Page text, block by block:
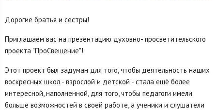
Дорогие братья и сестры!
Приглашаем вас на презентацию духовно- просветительского
проекта "ПроСвещение"!
Этот проект был задуман для того, чтобы деятельность наших
воскресных школ - взрослой и детской - стала ещё более
интересной, наполненной, для того, чтобы педагоги имели
больше возможностей в своей работе, а ученики и слушатели